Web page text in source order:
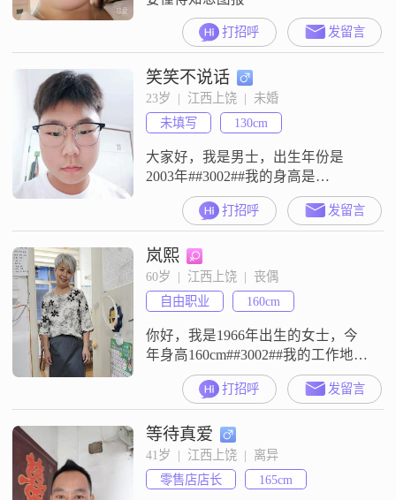
打招呼 发留言
笑笑不说话
23岁  |  江西上饶  |  未婚
未填写
130cm
大家好，我是男士，出生年份是
2003年##3002##我的身高是
130cm##3002##我的月收入在3000元
以下##3002##我的工作地是上饶
##3002##我的特征有电子游戏，咖
啡品鉴，电影爱好者，音乐发烧
友，茶道爱好者，健身增肌，足球
狂热，跑步爱好者##3002##我平时
会接触电子游戏，也会进行咖啡品
鉴，还是
打招呼 发留言
岚熙
60岁  |  江西上饶  |  丧偶
自由职业
160cm
你好，我是1966年出生的女士，今
年身高160cm##3002##我的工作地在
上饶，学历是高中及以下，月收入
在3000元以下##3002##平时我比较
喜欢的日常活动是健身操课，也是
舞蹈爱好者，还会进行跳绳燃脂
##3002##我来到这里，是想真诚地
寻找一位合适的伴侣##3002##希望
对方是以上饶为工作地或者长期居
打招呼 发留言
等待真爱
41岁  |  江西上饶  |  离异
零售店店长
165cm